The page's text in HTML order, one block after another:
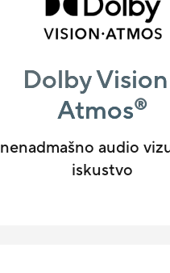
Dolby
Atmos®
nenadmašno audio
iskustvo